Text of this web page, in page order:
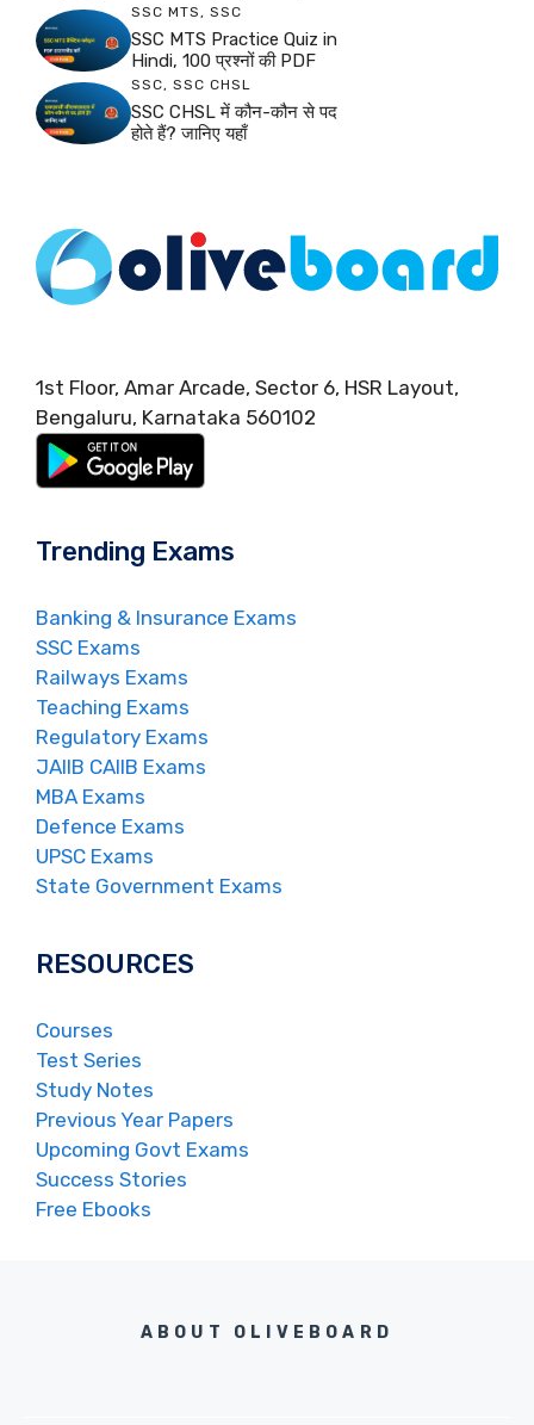
SSC MTS , SSC
SSC MTS Practice Quiz in
Hindi, 100 प्रश्नों की PDF
SSC, SSC CHSL
SSC CHSL में कौन-कौन से पद
होते हैं? जानिए यहाँ
1st Floor, Amar Arcade, Sector 6, HSR Layout,
Bengaluru, Karnataka 560102
Trending Exams
Banking & Insurance Exams
SSC Exams
Railways Exams
Teaching Exams
Regulatory Exams
JAIIB CAIIB Exams
MBA Exams
Defence Exams
UPSC Exams
State Government Exams
RESOURCES
Courses
Test Series
Study Notes
Previous Year Papers
Upcoming Govt Exams
Success Stories
Free Ebooks
ABOUT OLIVEBOARD